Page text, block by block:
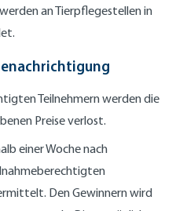
an Tierpflegestellen in
Teilnehmern werden die
Preise verlost.
einer Woche nach
Den Gewinnern wird